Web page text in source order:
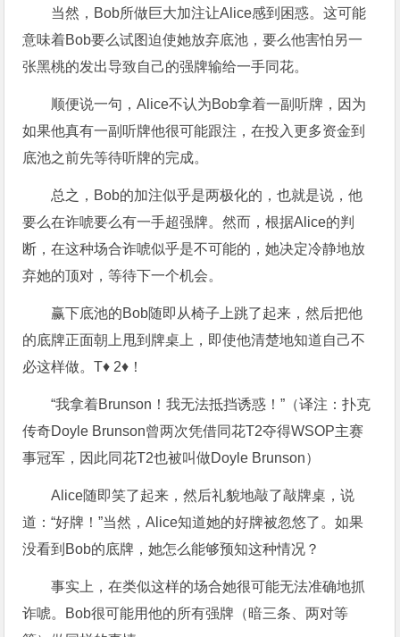
当然，Bob所做巨大加注让Alice感到困惑。这可能
意味着Bob要么试图迫使她放弃底池，要么他害怕另一
张黑桃的发出导致自己的强牌输给一手同花。
顺便说一句，Alice不认为Bob拿着一副听牌，因为
如果他真有一副听牌他很可能跟注，在投入更多资金到
底池之前先等待听牌的完成。
总之，Bob的加注似乎是两极化的，也就是说，他
要么在诈唬要么有一手超强牌。然而，根据Alice的判
断，在这种场合诈唬似乎是不可能的，她决定冷静地放
弃她的顶对，等待下一个机会。
赢下底池的Bob随即从椅子上跳了起来，然后把他
的底牌正面朝上甩到牌桌上，即使他清楚地知道自己不
必这样做。T♦ 2♦！
“我拿着Brunson！我无法抵挡诱惑！”（译注：扑克
传奇Doyle Brunson曾两次凭借同花T2夺得WSOP主赛
事冠军，因此同花T2也被叫做Doyle Brunson）
Alice随即笑了起来，然后礼貌地敲了敲牌桌，说
道：“好牌！”当然，Alice知道她的好牌被忽悠了。如果
没看到Bob的底牌，她怎么能够预知这种情况？
事实上，在类似这样的场合她很可能无法准确地抓
诈唬。Bob很可能用他的所有强牌（暗三条、两对等